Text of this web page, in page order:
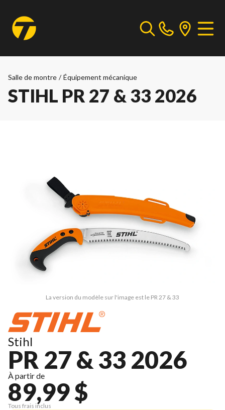
Salle de montre / Équipement mécanique
STIHL PR 27 & 33 2026
La version du modèle sur l'image est le PR 27 & 33
Stihl
PR 27 & 33 2026
À partir de
89,99 $
Tous frais inclus